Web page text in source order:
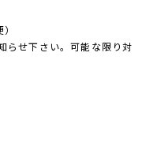
らせ下さい。可能な限り対